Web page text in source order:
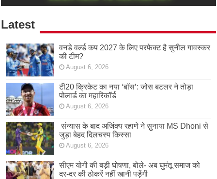
Latest
वनडे वर्ल्ड कप 2027 के लिए परफेक्ट है सुनील गावस्कर
की टीम?
August 6, 2026
टी20 क्रिकेट का नया ‘बॉस’: जोस बटलर ने तोड़ा
पोलार्ड का महारिकॉर्ड
August 6, 2026
संन्यास के बाद अजिंक्‍य रहाणे ने सुनाया MS Dhoni से
जुड़ा बेहद दिलचस्प किस्सा
August 6, 2026
सीएम योगी की बड़ी घोषणा, बोले- अब घुमंतू समाज को
दर-दर की ठोकरें नहीं खानी पड़ेंगी